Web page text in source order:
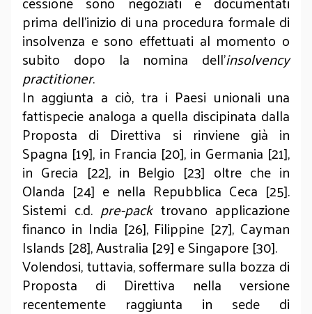
prima dell’inizio di una procedura formale di
insolvenza e sono effettuati al momento o
subito dopo la nomina dell’insolvency
practitioner.
In aggiunta a ciò, tra i Paesi unionali una
fattispecie analoga a quella discipinata dalla
Proposta di Direttiva si rinviene già in
Spagna [19], in Francia [20], in Germania [21],
in Grecia [22], in Belgio [23] oltre che in
Olanda [24] e nella Repubblica Ceca [25].
Sistemi c.d. pre-packtrovano applicazione
financo in India [26], Filippine [27], Cayman
Islands [28], Australia [29] e Singapore [30].
Volendosi, tuttavia, soffermare sulla bozza di
Proposta di Direttiva nella versione
recentemente raggiunta in sede di